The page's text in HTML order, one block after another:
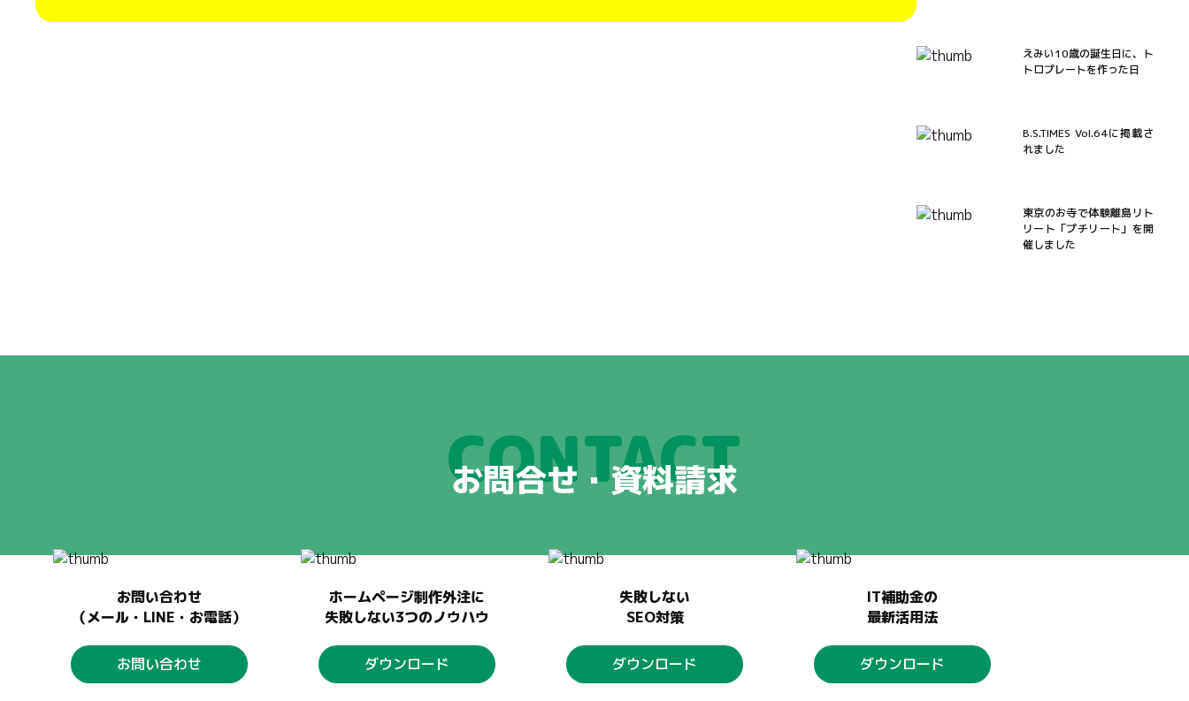
えみい10歳の誕生日に、ト
トロプレートを作った日
B.S.TIMES Vol.64に掲載さ
れました
東京のお寺で体験離島リト
リート「プチリート」を開
催しました
CONTACT
お問合せ・資料請求
お問い合わせ
（メール・LINE・お電話）
お問い合わせ
ホームページ制作外注に
失敗しない3つのノウハウ
ダウンロード
失敗しない
SEO対策
ダウンロード
IT補助金の
最新活用法
ダウンロード